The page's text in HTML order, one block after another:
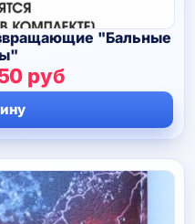
"Бальные
руб.
рубТекущая
цена:
350 руб.